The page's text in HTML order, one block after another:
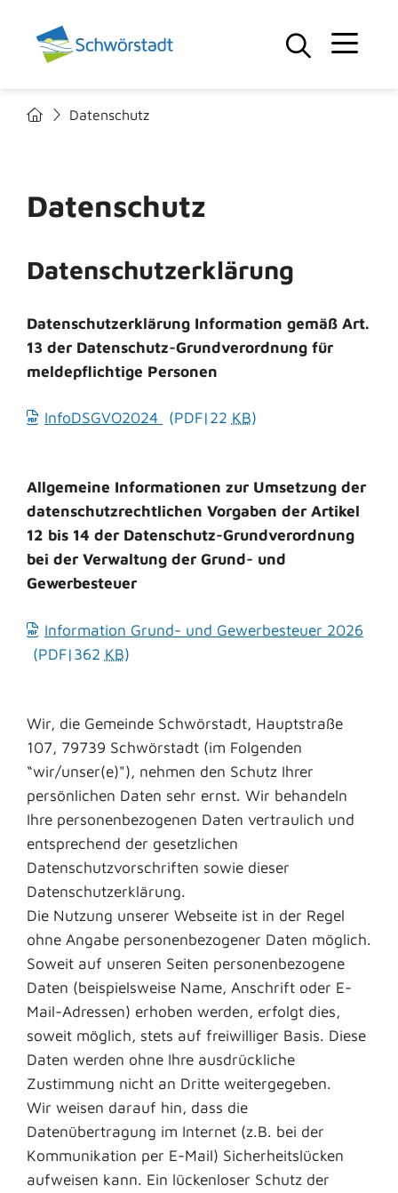
Datenschutz
Datenschutz
Datenschutzerklärung
Datenschutzerklärung Information gemäß Art.
13 der Datenschutz-Grundverordnung für
meldepflichtige Personen
InfoDSGVO2024 (PDF|22 KB)
Allgemeine Informationen zur Umsetzung der
datenschutzrechtlichen Vorgaben der Artikel
12 bis 14 der Datenschutz-Grundverordnung
bei der Verwaltung der Grund- und
Gewerbesteuer
Information Grund- und Gewerbesteuer 2026
(PDF|362 KB)
Wir, die Gemeinde Schwörstadt, Hauptstraße
107, 79739 Schwörstadt (im Folgenden
“wir/unser(e)"), nehmen den Schutz Ihrer
persönlichen Daten sehr ernst. Wir behandeln
Ihre personenbezogenen Daten vertraulich und
entsprechend der gesetzlichen
Datenschutzvorschriften sowie dieser
Datenschutzerklärung.
Die Nutzung unserer Webseite ist in der Regel
ohne Angabe personenbezogener Daten möglich.
Soweit auf unseren Seiten personenbezogene
Daten (beispielsweise Name, Anschrift oder E-
Mail-Adressen) erhoben werden, erfolgt dies,
soweit möglich, stets auf freiwilliger Basis. Diese
Daten werden ohne Ihre ausdrückliche
Zustimmung nicht an Dritte weitergegeben.
Wir weisen darauf hin, dass die
Datenübertragung im Internet (z.B. bei der
Kommunikation per E-Mail) Sicherheitslücken
aufweisen kann. Ein lückenloser Schutz der